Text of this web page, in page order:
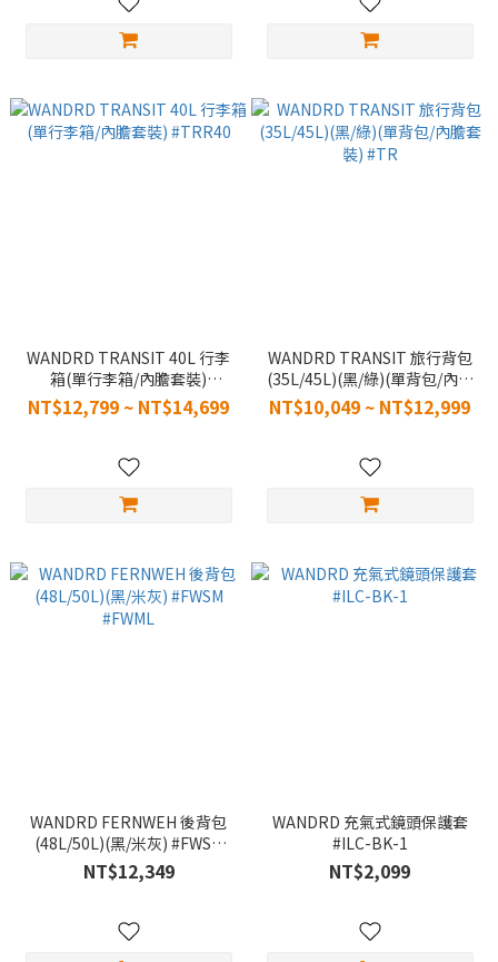
WANDRD TRANSIT 40L 行李
箱(單行李箱/內膽套裝)
#TRR40
NT$12,799 ~ NT$14,699
WANDRD TRANSIT 旅行背包
(35L/45L)(黑/綠)(單背包/內膽
套裝) #TR
NT$10,049 ~ NT$12,999
WANDRD FERNWEH 後背包
(48L/50L)(黑/米灰) #FWSM
#FWML
NT$12,349
WANDRD 充氣式鏡頭保護套
#ILC-BK-1
NT$2,099